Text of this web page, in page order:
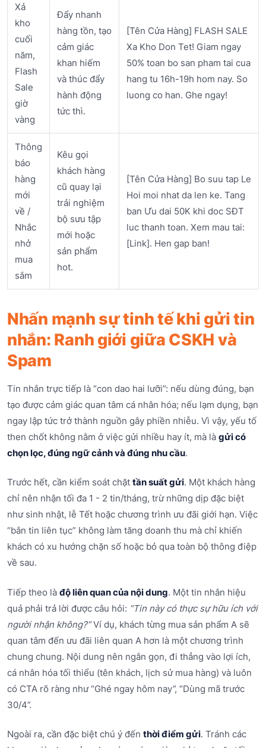
Xả
kho
cuối
năm,
Flash
Sale
giờ
vàng
Đẩy nhanh
hàng tồn, tạo
cảm giác
khan hiếm
và thúc đẩy
hành động
tức thì.
[Tên Cửa Hàng] FLASH SALE
Xa Kho Don Tet! Giam ngay
50% toan bo san pham tai cua
hang tu 16h-19h hom nay. So
luong co han. Ghe ngay!
Thông
báo
hàng
mới
về /
Nhắc
nhở
mua
sắm
Kêu gọi
khách hàng
cũ quay lại
trải nghiệm
bộ sưu tập
mới hoặc
sản phẩm
hot.
[Tên Cửa Hàng] Bo suu tap Le
Hoi moi nhat da len ke. Tang
ban Ưu dai 50K khi doc SĐT
luc thanh toan. Xem mau tai:
[Link]. Hen gap ban!
Nhấn mạnh sự tinh tế khi gửi tin
nhắn: Ranh giới giữa CSKH và
Spam
Tin nhắn trực tiếp là “con dao hai lưỡi”: nếu dùng đúng, bạn
tạo được cảm giác quan tâm cá nhân hóa; nếu lạm dụng, bạn
ngay lập tức trở thành nguồn gây phiền nhiễu. Vì vậy, yếu tố
then chốt không nằm ở việc gửi nhiều hay ít, mà là gửi có
chọn lọc, đúng ngữ cảnh và đúng nhu cầu.
Trước hết, cần kiểm soát chặt tần suất gửi. Một khách hàng
chỉ nên nhận tối đa 1 - 2 tin/tháng, trừ những dịp đặc biệt
như sinh nhật, lễ Tết hoặc chương trình ưu đãi giới hạn. Việc
“bắn tin liên tục” không làm tăng doanh thu mà chỉ khiến
khách có xu hướng chặn số hoặc bỏ qua toàn bộ thông điệp
về sau.
Tiếp theo là độ liên quan của nội dung. Một tin nhắn hiệu
quả phải trả lời được câu hỏi: “Tin này có thực sự hữu ích với
người nhận không?”Ví dụ, khách từng mua sản phẩm A sẽ
quan tâm đến ưu đãi liên quan A hơn là một chương trình
chung chung. Nội dung nên ngắn gọn, đi thẳng vào lợi ích,
cá nhân hóa tối thiểu (tên khách, lịch sử mua hàng) và luôn
có CTA rõ ràng như “Ghé ngay hôm nay”, “Dùng mã trước
30/4”.
Ngoài ra, cần đặc biệt chú ý đến thời điểm gửi. Tránh các